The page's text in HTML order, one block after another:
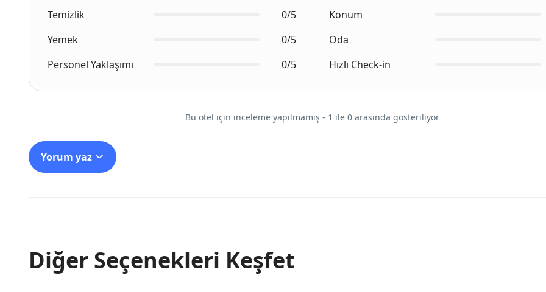
Temizlik 0/5
Konum
Yemek
0/5
Oda
Personel Yaklaşımı
0/5 Hızlı Check-in
Bu otel için inceleme yapılmamış - 1 ile 0 arasında gösteriliyor
Yorum yaz
Diğer Seçenekleri Keşfet